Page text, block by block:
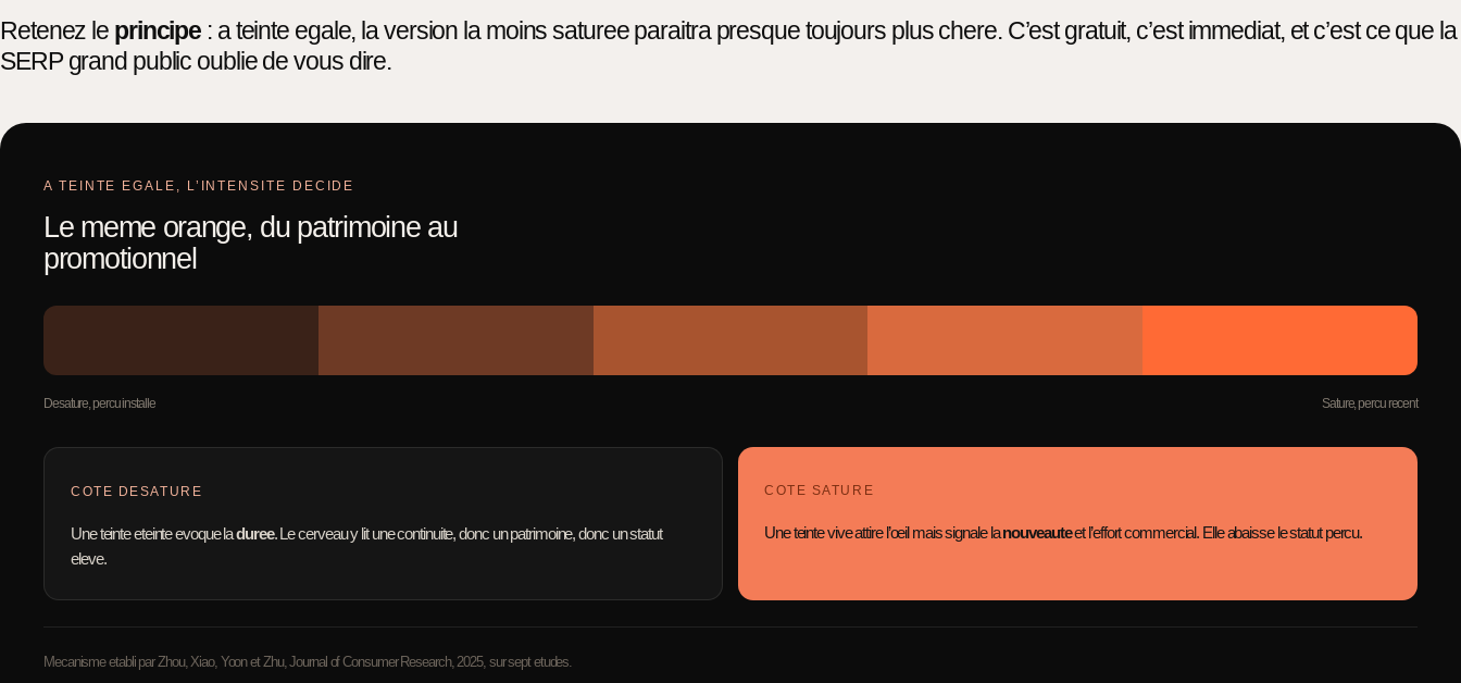
Retenez le principe : a teinte egale, la version la moins saturee paraitra presque toujours plus chere. C’est gratuit, c’est immediat, et c’est ce que la
SERP grand public oublie de vous dire.
A TEINTE EGALE, L’INTENSITE DECIDE
Le meme orange, du patrimoine au
promotionnel
Desature, percu installe Sature, percu recent
COTE DESATURE
Une teinte eteinte evoque laduree. Le cerveau y lit une continuite, donc un patrimoine, donc un statut
eleve.
COTE SATURE
Une teinte vive attire l’oeil mais signale lanouveauteet l’effort commercial. Elle abaisse le statut percu.
Mecanisme etabli par Zhou, Xiao, Yoon et Zhu, Journal of Consumer Research, 2025, sur sept etudes.